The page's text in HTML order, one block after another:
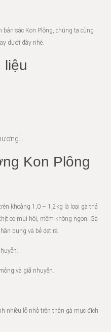
bản sắc Kon Plông, chúng ta cùng
dưới đây nhé.
liệu
Kon Plông
khoảng 1,0 – 1,2kg là loại gà thả
có mùi hôi, mềm không ngon. Gà
bụng và bẻ dẹt ra.
và giã nhuyễn.
nhiều lỗ nhỏ trên thân gà mục đích